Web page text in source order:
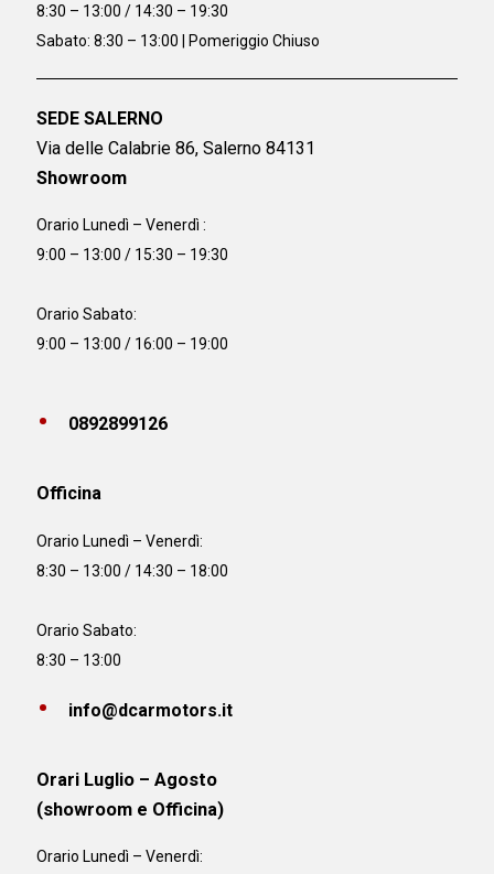
8:30 – 13:00 / 14:30 – 19:30
Sabato: 8:30 – 13:00 | Pomeriggio Chiuso
SEDE SALERNO
Via delle Calabrie 86, Salerno 84131
Showroom
Orario Lunedì – Venerdì :
9:00 – 13:00 / 15:30 – 19:30
Orario Sabato:
9:00 – 13:00 / 16:00 – 19:00
0892899126
Officina
Orario Lunedì – Venerdì:
8:30 – 13:00 / 14:30 – 18:00
Orario Sabato:
8:30 – 13:00
info@dcarmotors.it
Orari Luglio – Agosto
(showroom e Officina)
Orario Lunedì – Venerdì: